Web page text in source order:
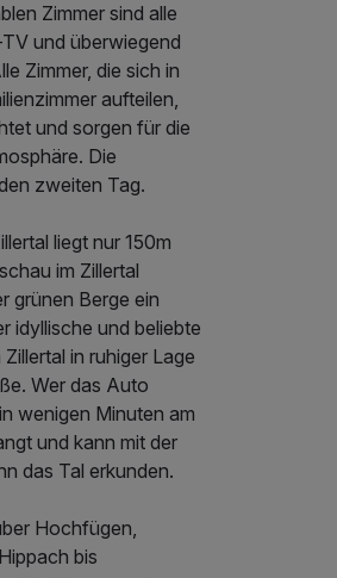
Zimmer sind alle
und überwiegend
Zimmer, die sich in
aufteilen,
und sorgen für die
Die
zweiten Tag.
liegt nur 150m
im Zillertal
grünen Berge ein
idyllische und beliebte
in ruhiger Lage
Wer das Auto
wenigen Minuten am
und kann mit der
das Tal erkunden.
Hochfügen,
bis